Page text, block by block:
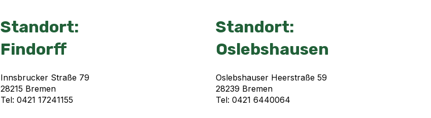
Standort:
Findorff
Innsbrucker Straße 79
28215 Bremen
Tel: 0421 17241155
Standort:
Oslebshausen
Oslebshauser Heerstraße 59
28239 Bremen
Tel: 0421 6440064